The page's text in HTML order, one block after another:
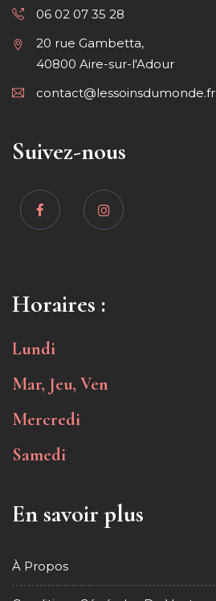
06 02 07 35 28
20 rue Gambetta,
40800 Aire-sur-l'Adour
contact@lessoinsdumonde.fr
Suivez-nous
Horaires :
Lundi
Mar, Jeu, Ven
Mercredi
Samedi
En savoir plus
À Propos